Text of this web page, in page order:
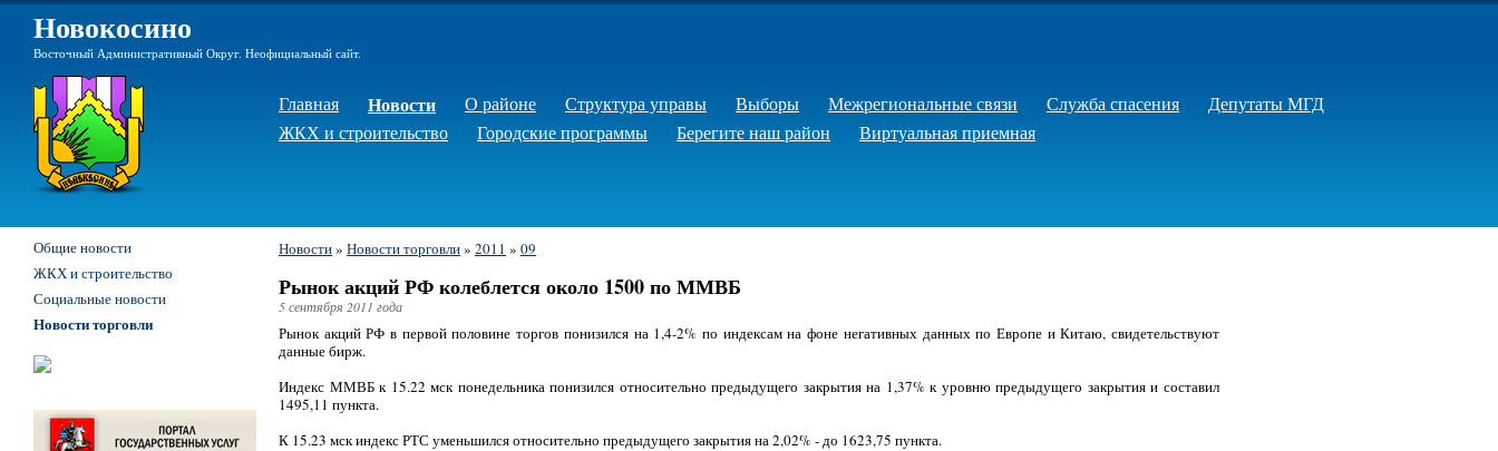
Новокосино
Восточный Административный Округ. Неофициальный сайт.
Главная Новости О районе Структура управы Выборы Межрегиональные связи Служба спасения
Депутаты МГД
ЖКХ и строительство
Городские программы Берегите наш район Виртуальная приемная
Новости» Новости торговли» 2011 » 09
Рынок акций РФ колеблется около 1500 по ММВБ
5 сентября 2011 года
Рынок акций РФ в первой половине торгов понизился на 1,4-2% по индексам на фоне негативных данных по Европе и Китаю, свидетельствуют
данные бирж.
Индекс ММВБ к 15.22 мск понедельника понизился относительно предыдущего закрытия на 1,37% к уровню предыдущего закрытия и составил
1495,11 пункта.
К 15.23 мск индекс РТС уменьшился относительно предыдущего закрытия на 2,02% - до 1623,75 пункта.
Общие новости
ЖКХ и строительство
Социальные новости
Новости торговли